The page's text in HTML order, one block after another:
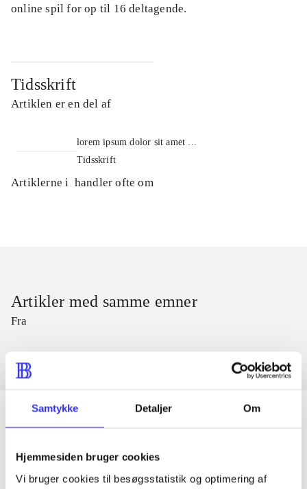
Samtykke Detaljer Om
Hjemmesiden bruger cookies
Vi bruger cookies til besøgsstatistik og optimering af
online spil for op til 16 deltagende.
Tidsskrift
Artiklen er en del af
lorem ipsum dolor sit amet ...
Tidsskrift
Artiklerne i handler ofte om
Artikler med samme emner
Fra
Artikler
Alle registrerede artikler fordelt på udgivelser